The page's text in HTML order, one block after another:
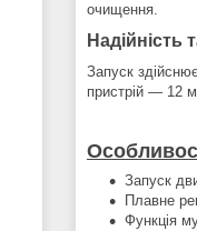
очищення.
Надійність
Запуск
пристрій — 12
Запуск
Плавне
Функція